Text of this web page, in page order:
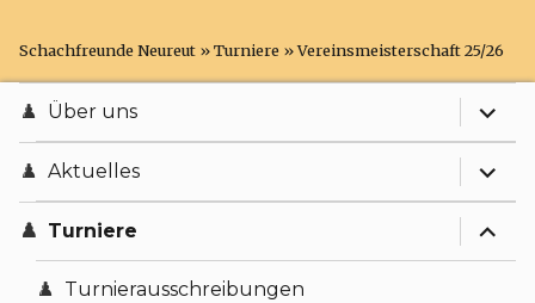
Schachfreunde Neureut »Turniere »Vereinsmeisterschaft 25/26
Über uns
Anfahrt
Chronik
Statistisches
Aktuelles
Terminplan
Vereinsintern
Turniere
Turnierausschreibungen